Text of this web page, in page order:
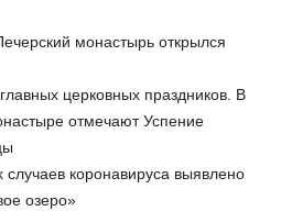
монастырь открылся
церковных праздников. В
отмечают Успение
коронавируса выявлено
озеро»